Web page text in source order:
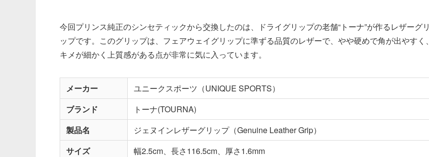
今回プリンス純正のシンセティックから交換したのは、ドライグリップの老舗“トーナ”が作るレザーグリ
ップです。このグリップは、フェアウェイグリップに準ずる品質のレザーで、やや硬めで角が出やすく、
キメが細かく上質感がある点が非常に気に入っています。
メーカー
ユニークスポーツ（UNIQUE SPORTS）
ブランド
トーナ(TOURNA)
製品名
ジェヌインレザーグリップ（Genuine Leather Grip）
サイズ
幅2.5cm、長さ116.5cm、厚さ1.6mm